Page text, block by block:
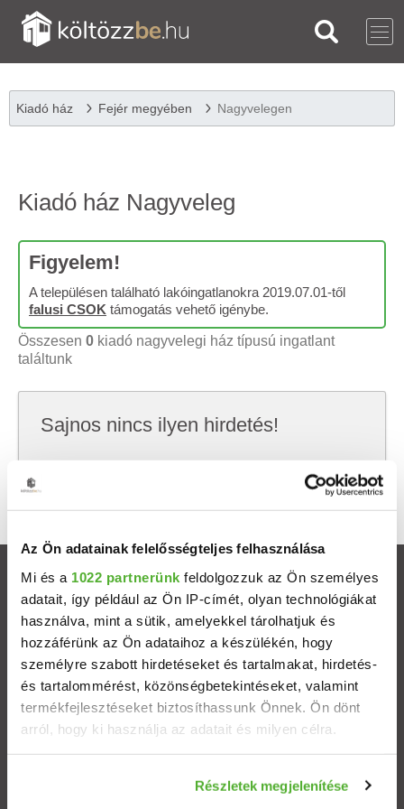
Az Ön adatainak felelősségteljes felhasználása
Mi és a 1022 partnerünk feldolgozzuk az Ön személyes
adatait, így például az Ön IP-címét, olyan technológiákat
használva, mint a sütik, amelyekkel tárolhatjuk és
hozzáférünk az Ön adataihoz a készülékén, hogy
személyre szabott hirdetéseket és tartalmakat, hirdetés-
és tartalommérést, közönségbetekintéseket, valamint
termékfejlesztéseket biztosíthassunk Önnek. Ön dönt
arról, hogy ki használja az adatait és milyen célra.
Információgyűjtés az Ön földrajzi elhelyezkedéséről
Részletek megjelenítése
Kiadó ház Fejér megyében Nagyvelegen
Kiadó ház Nagyveleg
Figyelem!
A településen található lakóingatlanokra 2019.07.01-től
falusi CSOK támogatás vehető igénybe.
Összesen 0 kiadó nagyvelegi ház típusú ingatlant
találtunk
Sajnos nincs ilyen hirdetés!
keresni, hátha akkor megtalálod, amit keresel.
Ingatlanok
Eladó házak
Eladó lakások
Települések